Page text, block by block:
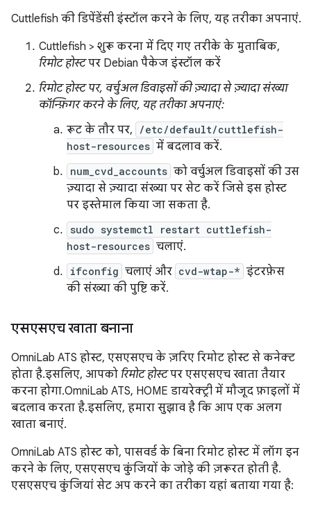
Cuttlefish की डिपेंडेंसी इंस्टॉल करने के लिए, यह तरीका अपनाएं.
Cuttlefish > शुरू करना में दिए गए तरीके के मुताबिक,
रिमोट होस्टपर Debian पैकेज इंस्टॉल करें
रिमोट होस्ट पर, वर्चुअल डिवाइसों की ज़्यादा से ज़्यादा संख्या
कॉन्फ़िगर करने के लिए, यह तरीका अपनाएं:
रूट के तौर पर,
/etc/default/cuttlefish-
host-resources में बदलाव करें.
num_cvd_accounts को वर्चुअल डिवाइसों की उस
ज़्यादा से ज़्यादा संख्या पर सेट करें जिसे इस होस्ट
पर इस्तेमाल किया जा सकता है.
sudo systemctl restart cuttlefish-
host-resources चलाएं.
ifconfig चलाएं और cvd-wtap-* इंटरफ़ेस
की संख्या की पुष्टि करें.
एसएसएच खाता बनाना
OmniLab ATS होस्ट, एसएसएच के ज़रिए रिमोट होस्ट से कनेक्ट
होता है. इसलिए, आपको रिमोट होस्टपर एसएसएच खाता तैयार
करना होगा. OmniLab ATS, HOME डायरेक्ट्री में मौजूद फ़ाइलों में
बदलाव करता है. इसलिए, हमारा सुझाव है कि आप एक अलग
खाता बनाएं.
OmniLab ATS होस्ट को, पासवर्ड के बिना रिमोट होस्ट में लॉग इन
करने के लिए, एसएसएच कुंजियों के जोड़े की ज़रूरत होती है.
एसएसएच कुंजियां सेट अप करने का तरीका यहां बताया गया है: